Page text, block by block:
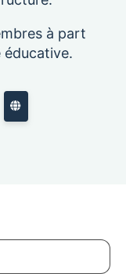
à part
éducative.